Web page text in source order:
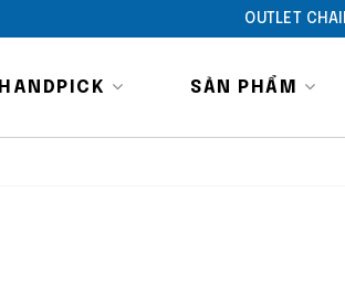
OUTLET
SẢN PHẨM